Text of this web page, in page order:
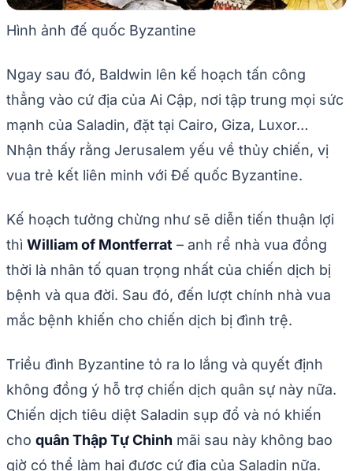
Hình ảnh đế quốc Byzantine
Ngay sau đó, Baldwin lên kế hoạch tấn công
thẳng vào cứ địa của Ai Cập, nơi tập trung mọi sức
mạnh của Saladin, đặt tại Cairo, Giza, Luxor…
Nhận thấy rằng Jerusalem yếu về thủy chiến, vị
vua trẻ kết liên minh với Đế quốc Byzantine.
Kế hoạch tưởng chừng như sẽ diễn tiến thuận lợi
thì William of Montferrat – anh rể nhà vua đồng
thời là nhân tố quan trọng nhất của chiến dịch bị
bệnh và qua đời. Sau đó, đến lượt chính nhà vua
mắc bệnh khiến cho chiến dịch bị đình trệ.
Triều đình Byzantine tỏ ra lo lắng và quyết định
không đồng ý hỗ trợ chiến dịch quân sự này nữa.
Chiến dịch tiêu diệt Saladin sụp đổ và nó khiến
cho quân Thập Tự Chinh mãi sau này không bao
giờ có thể làm hại được cứ địa của Saladin nữa.